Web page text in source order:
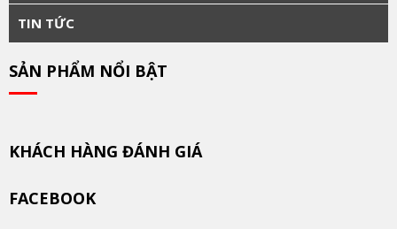
TIN TỨC
SẢN PHẨM NỔI BẬT
KHÁCH HÀNG ĐÁNH GIÁ
FACEBOOK